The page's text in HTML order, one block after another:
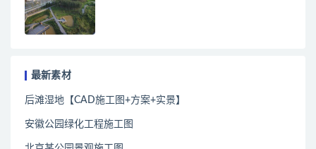
最新素材
后滩湿地【CAD施工图+方案+实景】
安徽公园绿化工程施工图